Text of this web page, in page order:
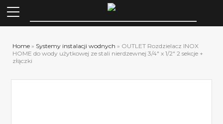
Home » Systemy instalacji wodnych » OUTLET Rozdzielacz INOX
HOME do wody użytkowej ze stali nierdzewnej 3/4″ x 1/2″ 2 sekcje +
złączki